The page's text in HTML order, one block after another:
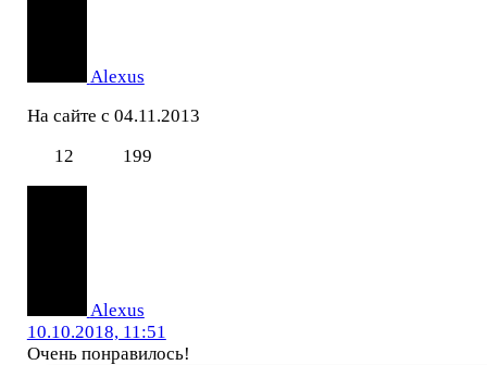
Alexus
На сайте с 04.11.2013
12
199
Alexus
10.10.2018, 11:51
Очень понравилось!